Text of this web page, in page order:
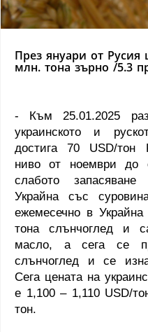
През януари от Русия
млн. тона зърно /5.3
- Към 25.01.2025
украинското и
достига 70 USD/тон
ниво от ноември до
слабото
Украйна със
ежемесечно в
тона слънчоглед и
масло, а сега се
слънчоглед и се
Сега цената на
е 1,100 – 1,110 USD/
тон.